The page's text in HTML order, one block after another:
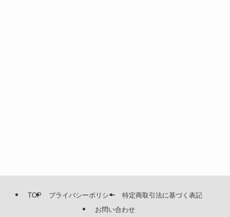
TOP プライバシーポリシー
特定商取引法に基づく表記
お問い合わせ